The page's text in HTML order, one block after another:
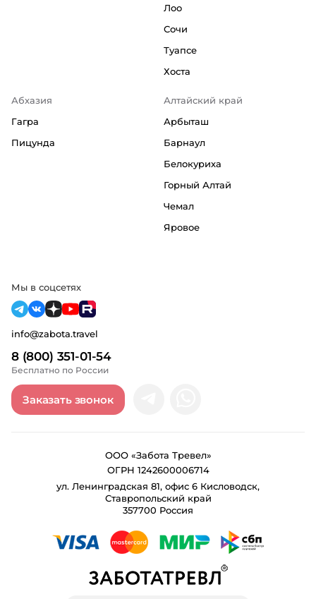
Лоо
Сочи
Туапсе
Хоста
Абхазия
Гагра
Пицунда
Алтайский край
Арбыташ
Барнаул
Белокуриха
Горный Алтай
Чемал
Яровое
8 (800) 351-01-54
Бесплатно по России
info@zabota.travel
Заказать звонок
Мы в соцсетях
ООО «Забота Тревел»
ОГРН 1242600006714
ул. Ленинградская 81, офис 6 Кисловодск,
Ставропольский край
357700 Россия